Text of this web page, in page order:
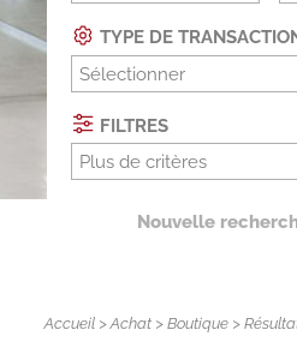
TYPE DE
Sélectionner
FILTRES
Plus de critères
Nouvelle
Accueil >Achat >Boutique >